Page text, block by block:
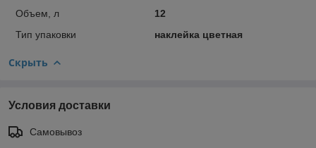
Объем, л
12
Тип упаковки
наклейка цветная
Скрыть
Условия доставки
Самовывоз